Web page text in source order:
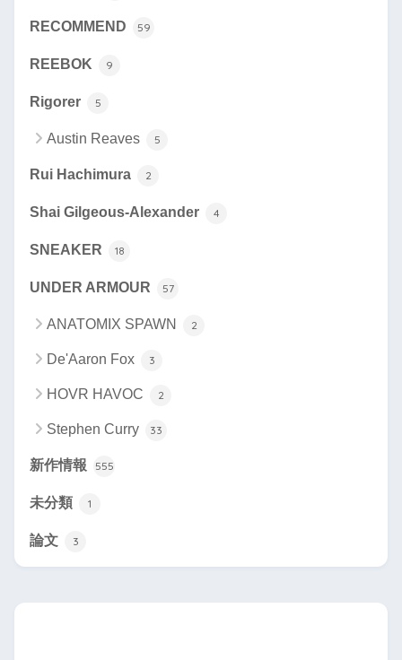
RECOMMEND 59
REEBOK 9
Rigorer 5
Austin Reaves 5
Rui Hachimura 2
Shai Gilgeous-Alexander 4
SNEAKER 18
UNDER ARMOUR 57
ANATOMIX SPAWN 2
De'Aaron Fox 3
HOVR HAVOC 2
Stephen Curry 33
新作情報 555
未分類 1
論文 3